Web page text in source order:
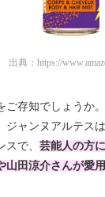
出典： https://
ご存知でしょうか
ジャンヌアルテス
スで、 芸能人の方
山田涼介さんが愛